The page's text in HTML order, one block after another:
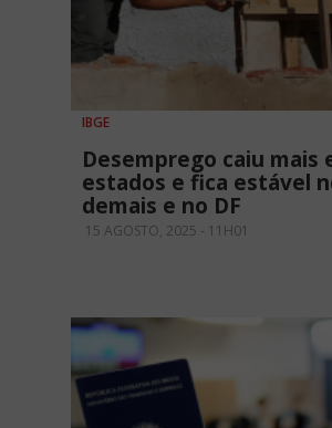
IBGE
Desemprego caiu mais
estados e fica estável
demais e no DF
15 AGOSTO, 2025 - 11H01